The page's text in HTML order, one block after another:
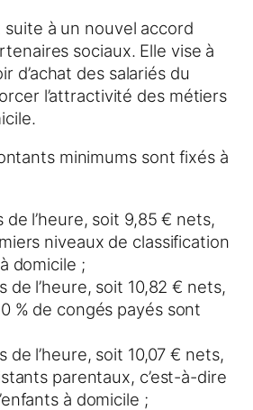
à un nouvel accord
sociaux. Elle vise à
d’achat des salariés du
l’attractivité des métiers
minimums sont fixés à
de l’heure, soit 9,85 € nets,
niveaux de classification
domicile ;
de l’heure, soit 10,82 € nets,
% de congés payés sont
de l’heure, soit 10,07 € nets,
parentaux, c’est-à-dire
à domicile ;